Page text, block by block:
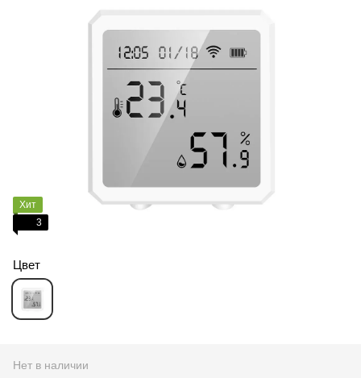
Хит
3
Цвет
Нет в наличии